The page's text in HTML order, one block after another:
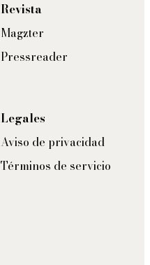
Revista
Magzter
Pressreader
Legales
Aviso de privacidad
Términos de servicio